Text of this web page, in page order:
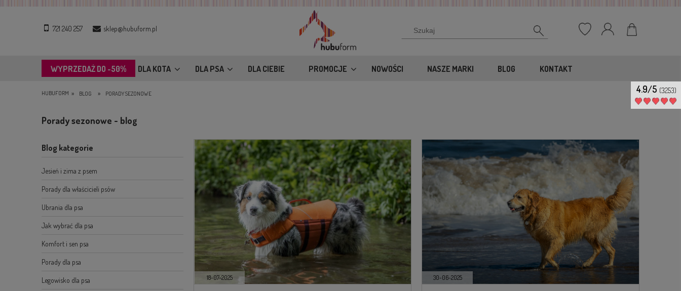
721 240 257 sklep@hubuform.pl
WYPRZEDAŻ DO -50% DLA KOTA DLA PSA DLA CIEBIE PROMOCJE NOWOŚCI NASZE MARKI BLOG KONTAKT
HUBUFORM » BLOG » PORADY SEZONOWE
Porady sezonowe - blog
Blog kategorie
Jesień i zima z psem
Porady dla właścicieli psów
Ubrania dla psa
Jak wybrać dla psa
Komfort i sen psa
Porady dla psa
Legowisko dla psa 18-07-2025 30-06-2025
4.9/5 (3253)